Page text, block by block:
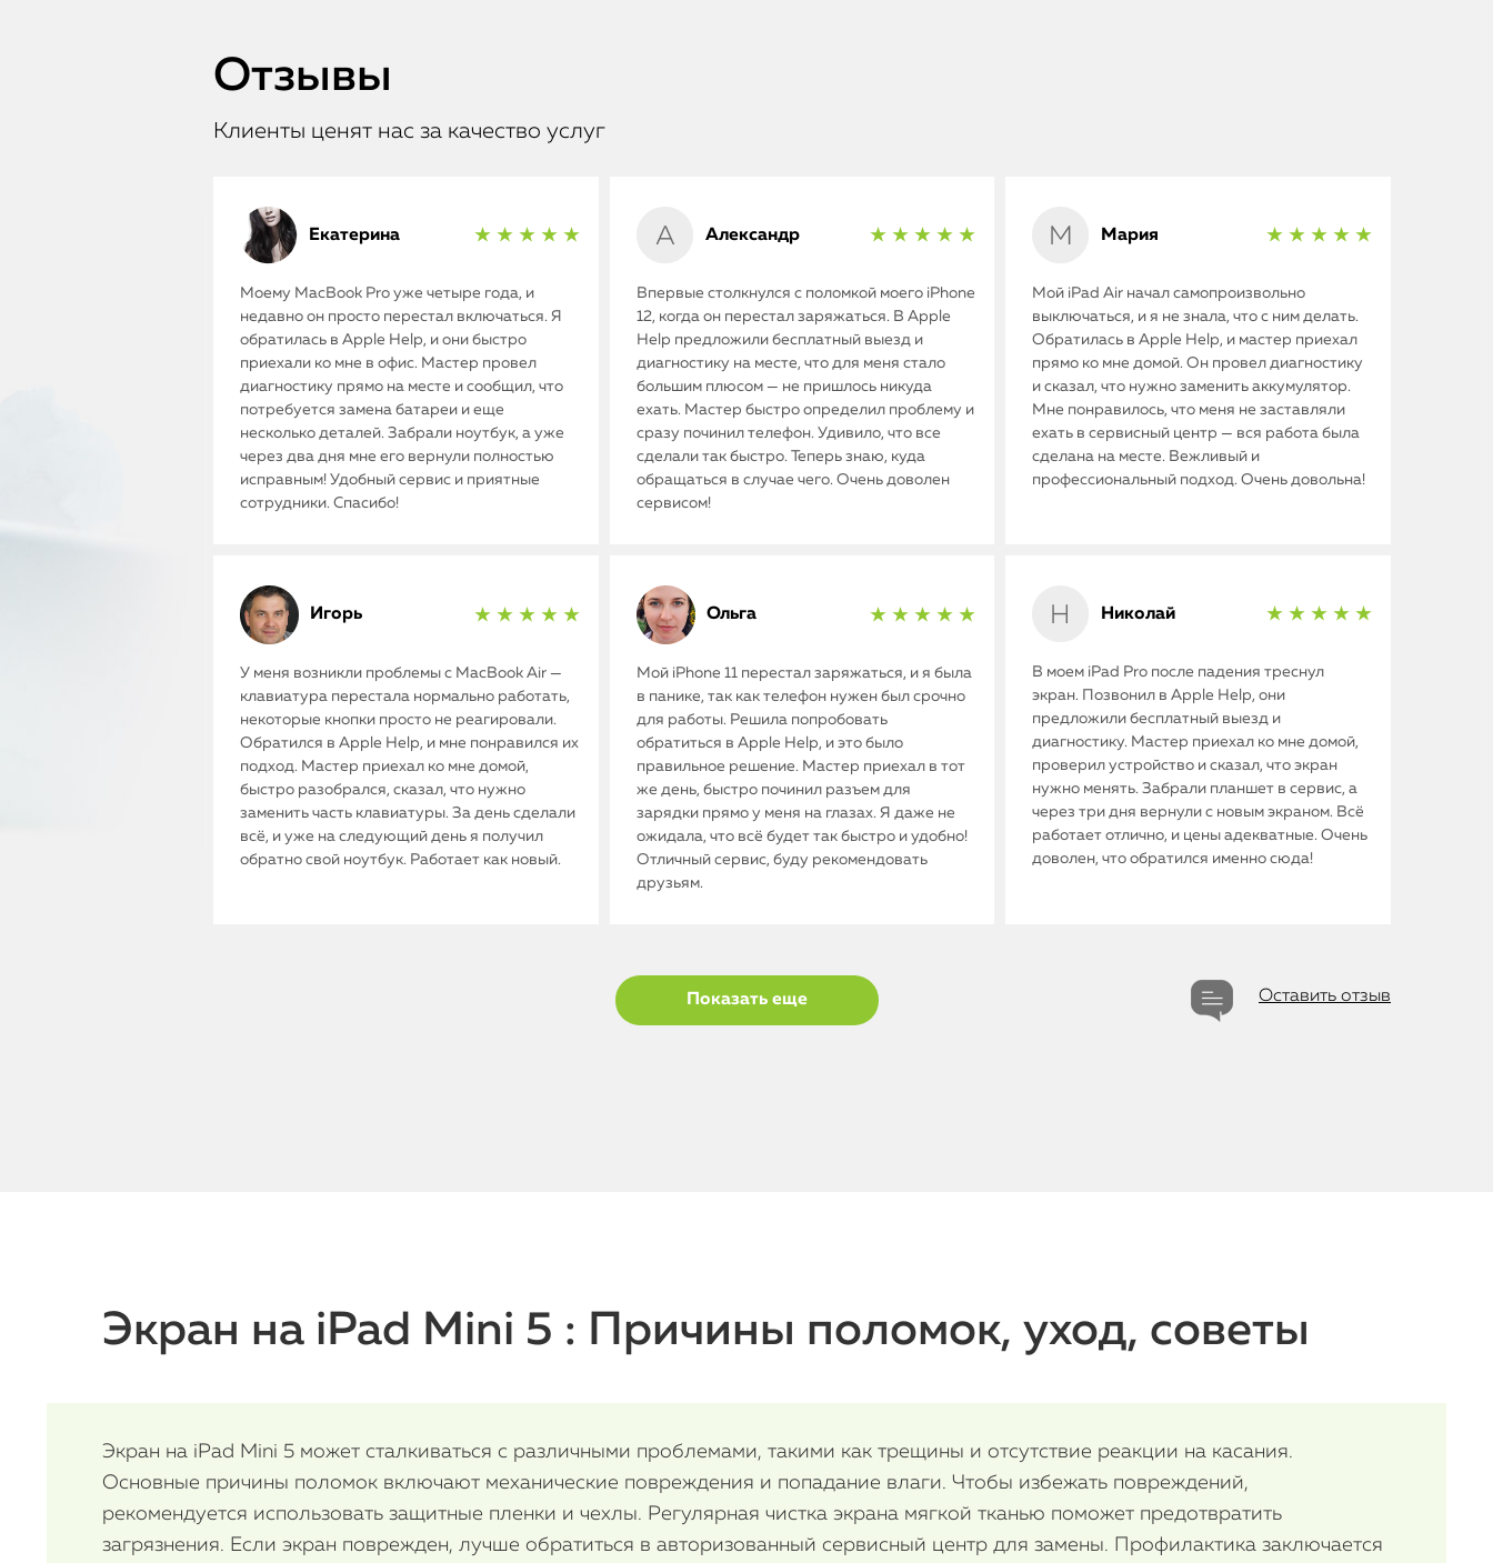
iPhone
MacBook
Watch
Mac Mini
О нас
Контакты
Статьи
Отзывы
Клиенты ценят нас за качество услуг
Екатерина ★ ★ ★ ★ ★
Моему MacBook Pro уже четыре года, и
недавно он просто перестал включаться. Я
обратилась в Apple Help, и они быстро
приехали ко мне в офис. Мастер провел
диагностику прямо на месте и сообщил, что
потребуется замена батареи и еще
несколько деталей. Забрали ноутбук, а уже
через два дня мне его вернули полностью
исправным! Удобный сервис и приятные
сотрудники. Спасибо!
Александр ★ ★ ★ ★ ★
Впервые столкнулся с поломкой моего iPhone
12, когда он перестал заряжаться. В Apple
Help предложили бесплатный выезд и
диагностику на месте, что для меня стало
большим плюсом — не пришлось никуда
ехать. Мастер быстро определил проблему и
сразу починил телефон. Удивило, что все
сделали так быстро. Теперь знаю, куда
обращаться в случае чего. Очень доволен
сервисом!
Мария ★ ★ ★ ★ ★
Мой iPad Air начал самопроизвольно
выключаться, и я не знала, что с ним делать.
Обратилась в Apple Help, и мастер приехал
прямо ко мне домой. Он провел диагностику
и сказал, что нужно заменить аккумулятор.
Мне понравилось, что меня не заставляли
ехать в сервисный центр — вся работа была
сделана на месте. Вежливый и
профессиональный подход. Очень довольна!
Игорь ★ ★ ★ ★ ★
У меня возникли проблемы с MacBook Air —
клавиатура перестала нормально работать,
некоторые кнопки просто не реагировали.
Обратился в Apple Help, и мне понравился их
подход. Мастер приехал ко мне домой,
быстро разобрался, сказал, что нужно
заменить часть клавиатуры. За день сделали
всё, и уже на следующий день я получил
обратно свой ноутбук. Работает как новый.
Ольга ★ ★ ★ ★ ★
Мой iPhone 11 перестал заряжаться, и я была
в панике, так как телефон нужен был срочно
для работы. Решила попробовать
обратиться в Apple Help, и это было
правильное решение. Мастер приехал в тот
же день, быстро починил разъем для
зарядки прямо у меня на глазах. Я даже не
ожидала, что всё будет так быстро и удобно!
Отличный сервис, буду рекомендовать
друзьям.
Николай ★ ★ ★ ★ ★
В моем iPad Pro после падения треснул
экран. Позвонил в Apple Help, они
предложили бесплатный выезд и
диагностику. Мастер приехал ко мне домой,
проверил устройство и сказал, что экран
нужно менять. Забрали планшет в сервис, а
через три дня вернули с новым экраном. Всё
работает отлично, и цены адекватные. Очень
доволен, что обратился именно сюда!
Показать еще Оставить отзыв
Экран на iPad Mini 5 : Причины поломок, уход, советы
Экран на iPad Mini 5 может сталкиваться с различными проблемами, такими как трещины и отсутствие реакции на касания.
Основные причины поломок включают механические повреждения и попадание влаги. Чтобы избежать повреждений,
рекомендуется использовать защитные пленки и чехлы. Регулярная чистка экрана мягкой тканью поможет предотвратить
загрязнения. Если экран поврежден, лучше обратиться в авторизованный сервисный центр для замены. Профилактика заключается